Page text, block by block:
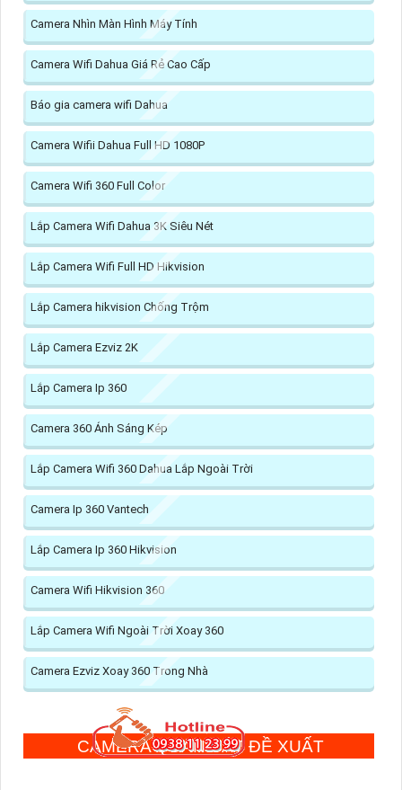
Camera Nhìn Màn Hình Máy Tính
Camera Wifi Dahua Giá Rẻ Cao Cấp
Báo gia camera wifi Dahua
Camera Wifii Dahua Full HD 1080P
Camera Wifi 360 Full Color
Lắp Camera Wifi Dahua 3K Siêu Nét
Lắp Camera Wifi Full HD Hikvision
Lắp Camera hikvision Chống Trộm
Lắp Camera Ezviz 2K
Lắp Camera Ip 360
Camera 360 Ánh Sáng Kép
Lắp Camera Wifi 360 Dahua Lắp Ngoài Trời
Camera Ip 360 Vantech
Lắp Camera Ip 360 Hikvision
Camera Wifi Hikvision 360
Lắp Camera Wifi Ngoài Trời Xoay 360
Camera Ezviz Xoay 360 Trong Nhà
CAMERA QUAN SÁT ĐỀ XUẤT